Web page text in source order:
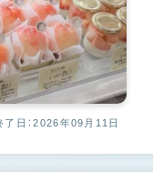
了日：2026年09月11日